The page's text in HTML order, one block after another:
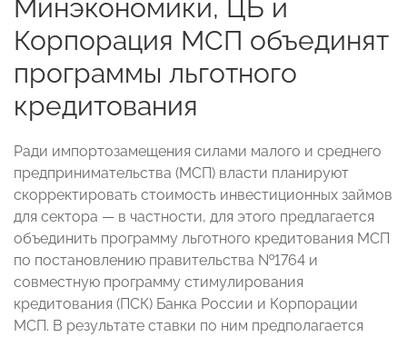
Минэкономики, ЦБ и
Корпорация МСП объединят
программы льготного
кредитования
Ради импортозамещения силами малого и среднего
предпринимательства (МСП) власти планируют
скорректировать стоимость инвестиционных займов
для сектора — в частности, для этого предлагается
объединить программу льготного кредитования МСП
по постановлению правительства №1764 и
совместную программу стимулирования
кредитования (ПСК) Банка России и Корпорации
МСП. В результате ставки по ним предполагается